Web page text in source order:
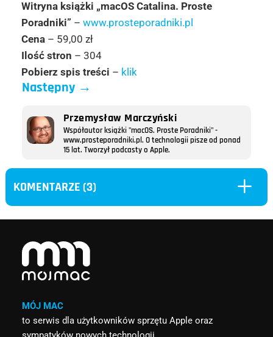
Witryna książki „macOS Catalina. Proste
Poradniki” – www.prosteporadniki.pl
Cena– 59,00 zł
Ilość stron – 304
Pobierz spis treści – klik
Następny→
Przemysław Marczyński
Współautor książki "macOS. Proste Poradniki" -
www.prosteporadniki.pl. O technologii pisze od ponad
15 lat. Tworzył podcasty o Apple.
KOMENTARZE (3) L
MÓJ MAC
to serwis dla użytkowników sprzętu Apple oraz